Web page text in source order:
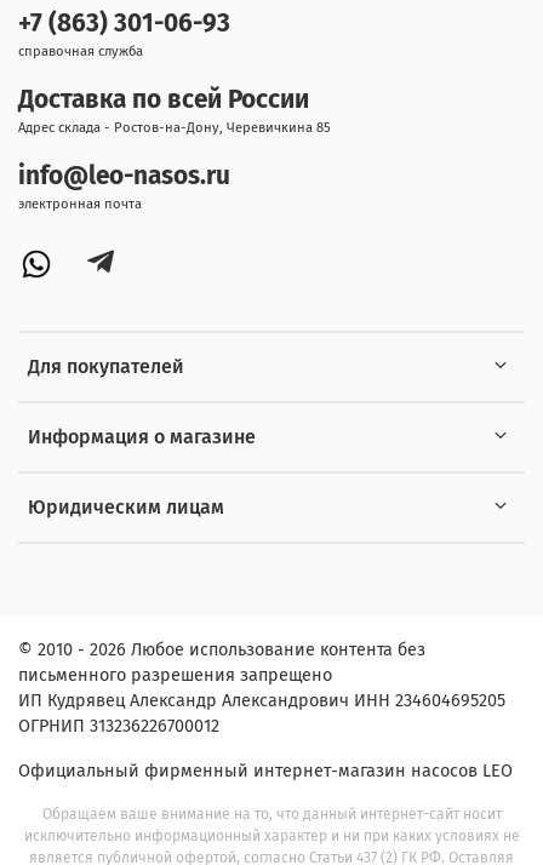
Для покупателей
Информация о магазине
Юридическим лицам
+7 (863) 301-06-93
справочная служба
Доставка по всей России
Адрес склада - Ростов-на-Дону, Черевичкина 85
info@leo-nasos.ru
электронная почта
© 2010 - 2026 Любое использование контента без
письменного разрешения запрещено
ИП Кудрявец Александр Александрович ИНН 234604695205
ОГРНИП 313236226700012
Официальный фирменный интернет-магазин насосов LEO
Обращаем ваше внимание на то, что данный интернет-сайт носит
исключительно информационный характер и ни при каких условиях не
является публичной офертой, согласно Статьи 437 (2) ГК РФ. Оставляя